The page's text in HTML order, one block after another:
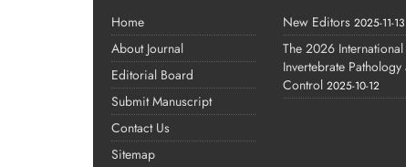
Home
About Journal
Editorial Board
Submit Manuscript
Contact Us
Sitemap
New Editors 2025-11-13
The 2026
Invertebrate
Control 2025-10-12